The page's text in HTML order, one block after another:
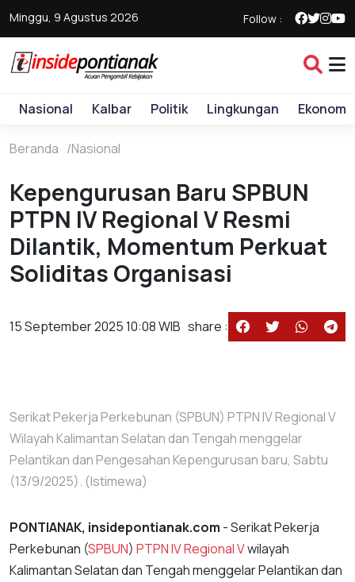
Minggu, 9 Agustus 2026 Follow :
Nasional Kalbar Politik Lingkungan Ekonomi
Beranda Nasional
Kepengurusan Baru SPBUN
PTPN IV Regional V Resmi
Dilantik, Momentum Perkuat
Soliditas Organisasi
15 September 2025 10:08 WIB share :
Serikat Pekerja Perkebunan (SPBUN) PTPN IV Regional V
Wilayah Kalimantan Selatan dan Tengah menggelar
Pelantikan dan Pengesahan Kepengurusan baru, Sabtu
(13/9/2025). (Istimewa)
PONTIANAK, insidepontianak.com - Serikat Pekerja
Perkebunan (SPBUN) PTPN IV Regional Vwilayah
Kalimantan Selatan dan Tengah menggelar Pelantikan dan